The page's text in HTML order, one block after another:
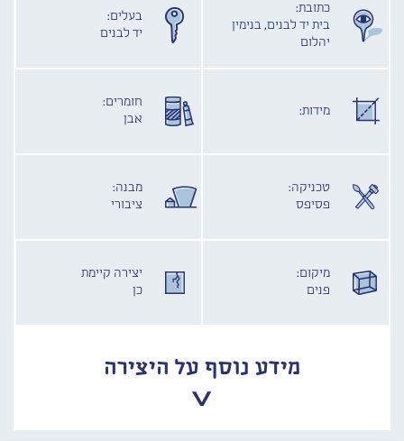
כתובת:
בית יד לבנים, בנימין
יהלום
בעלים:
יד לבנים
מידות:
חומרים:
אבן
טכניקה:
פסיפס
מבנה:
ציבורי
מיקום:
פנים
יצירה קיימת
כן
מידע נוסף על היצירה